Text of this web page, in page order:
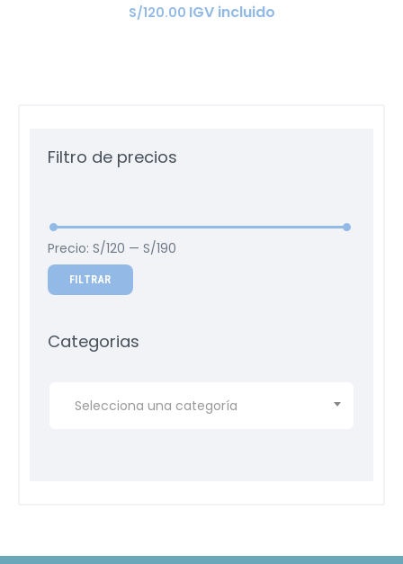
S/120.00 IGV incluido
Filtro de precios
FILTRAR
Precio:S/120 —S/190
Categorias
Selecciona una categoría